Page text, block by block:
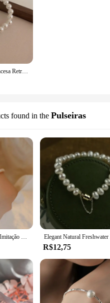
Pulseira Feminina Francesa Retro Simples de Elástico, Versátil Cotidiano, Temperamento na Moda, Moda Feminina Handwear
found in the Pulseiras
Pulseira De Pérola De Imitação Para As Mulheres, Pulseira De Pérola Esticável, Presente De Jóias De Noiva
R$12,75